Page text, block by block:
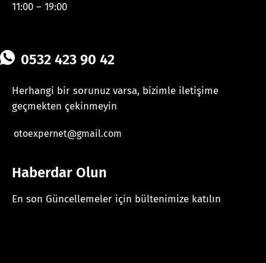
11:00 – 19:00
0532 423 90 42
Herhangi bir sorunuz varsa, bizimle iletişime
geçmekten çekinmeyin
otoexpernet@gmail.com
Haberdar Olun
En son Güncellemeler için bültenimize katılın